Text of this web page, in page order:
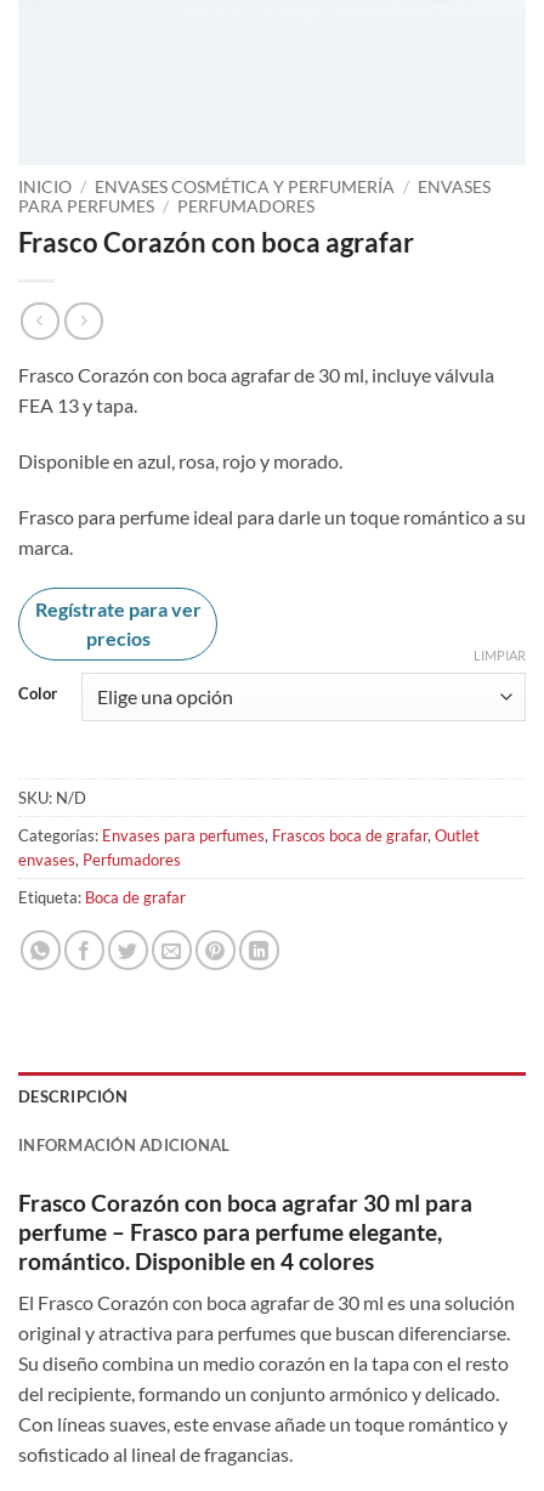
INICIO / ENVASES COSMÉTICA Y PERFUMERÍA / ENVASES
PARA PERFUMES / PERFUMADORES
Frasco Corazón con boca agrafar
Frasco Corazón con boca agrafar de 30 ml, incluye válvula
FEA 13 y tapa.
Disponible en azul, rosa, rojo y morado.
Frasco para perfume ideal para darle un toque romántico a su
marca.
Regístrate para ver
precios
Color
LIMPIAR
SKU: N/D
Categorías: Envases para perfumes, Frascos boca de grafar, Outlet
envases, Perfumadores
Etiqueta: Boca de grafar
DESCRIPCIÓN
INFORMACIÓN ADICIONAL
Frasco Corazón con boca agrafar 30 ml para
perfume – Frasco para perfume elegante,
romántico. Disponible en 4 colores
El Frasco Corazón con boca agrafar de 30 ml es una solución
original y atractiva para perfumes que buscan diferenciarse.
Su diseño combina un medio corazón en la tapa con el resto
del recipiente, formando un conjunto armónico y delicado.
Con líneas suaves, este envase añade un toque romántico y
sofisticado al lineal de fragancias.